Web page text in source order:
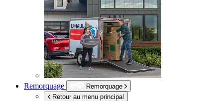
Remorquage
Remorquage
Retour au menu principal